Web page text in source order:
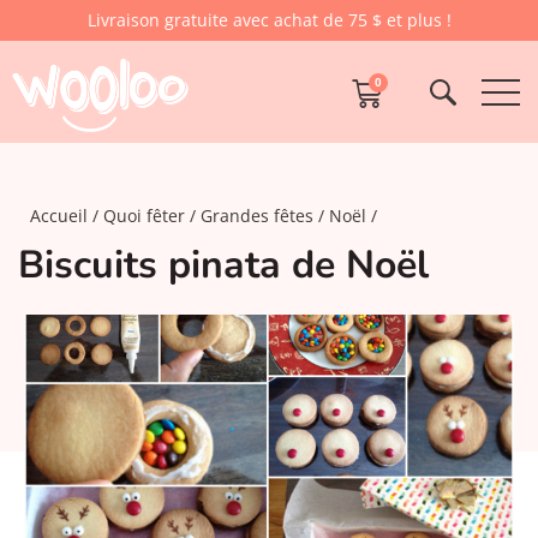
Livraison gratuite avec achat de 75 $ et plus !
0
Accueil Quoi fêter Grandes fêtes Noël
Biscuits pinata de Noël